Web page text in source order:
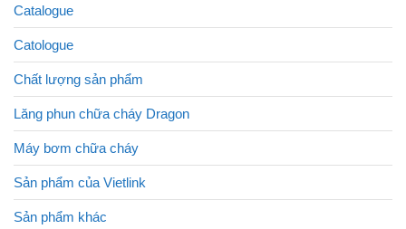
Catalogue
Catologue
Chất lượng sản phẩm
Lăng phun chữa cháy Dragon
Máy bơm chữa cháy
Sản phẩm của Vietlink
Sản phẩm khác